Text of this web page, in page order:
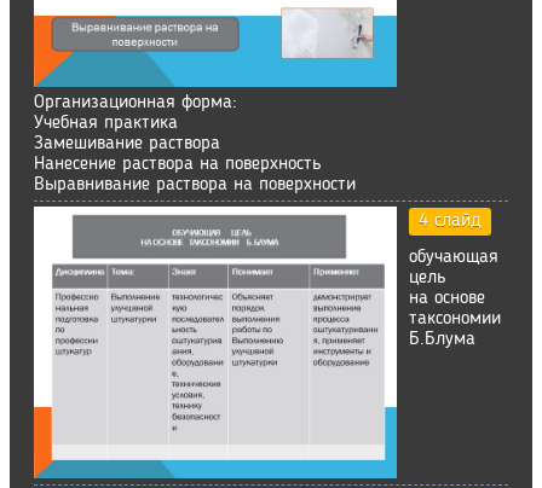
Организационная форма:
Учебная практика
Замешивание раствора
Нанесение раствора на поверхность
Выравнивание раствора на поверхности
4 слайд
обучающая
цель
на основе
таксономии
Б.Блума